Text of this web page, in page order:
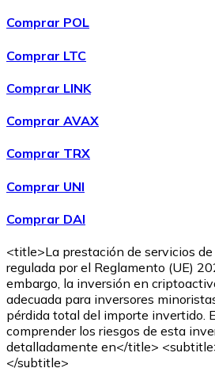
Comprar POL
Comprar LTC
Comprar LINK
Comprar AVAX
Comprar TRX
Comprar UNI
Comprar DAI
<title>La prestación de servicios
regulada por el Reglamento (UE)
embargo, la inversión en
adecuada para inversores
pérdida total del importe invertido.
comprender los riesgos de esta
detalladamente en</title>
</subtitle>